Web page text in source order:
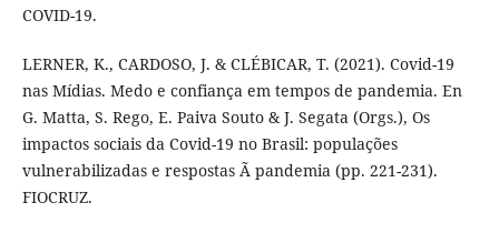
COVID-19.
LERNER, K., CARDOSO, J. & CLÉBICAR, T. (2021). Covid-19
nas Mídias. Medo e confiança em tempos de pandemia. En
G. Matta, S. Rego, E. Paiva Souto & J. Segata (Orgs.), Os
impactos sociais da Covid-19 no Brasil: populações
vulnerabilizadas e respostas Ã pandemia (pp. 221-231).
FIOCRUZ.